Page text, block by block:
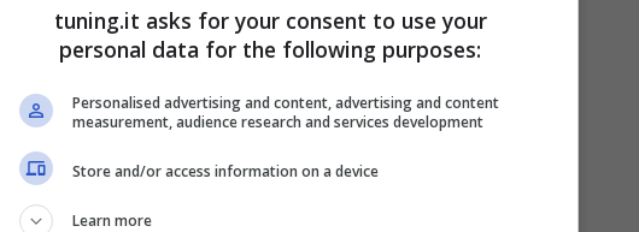
In sostanza, si tratterà di una
verranno esposti tantissimi gioielli del
ha segnato la storia di questo sport.
tuning.it asks for your consent to use your
personal data for the following purposes:
Personalised advertising and content, advertising and content
measurement, audience research and services development
Store and/or access information on a device
Learn more